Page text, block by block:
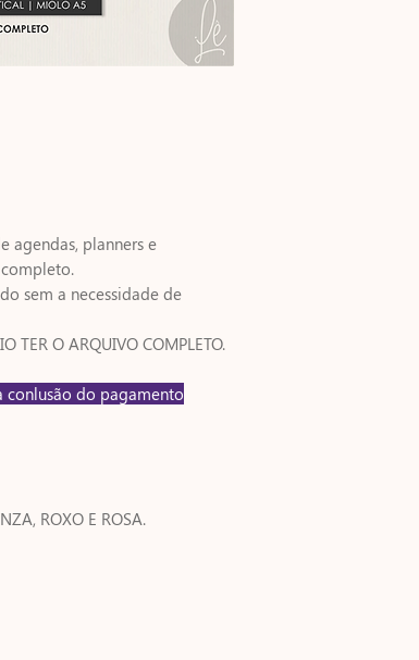
agendas, planners e
sem a necessidade de
TER O ARQUIVO COMPLETO.
conlusão do pagamento
ROXO E ROSA.